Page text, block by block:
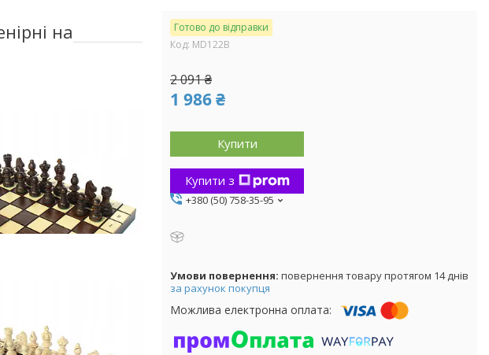
на
Готово до відправки
Код: MD122B
2 091 ₴
1 986 ₴
Купити
Купити з
+380 (50) 758-35-95
повернення товару протягом 14 днів
за рахунок покупця